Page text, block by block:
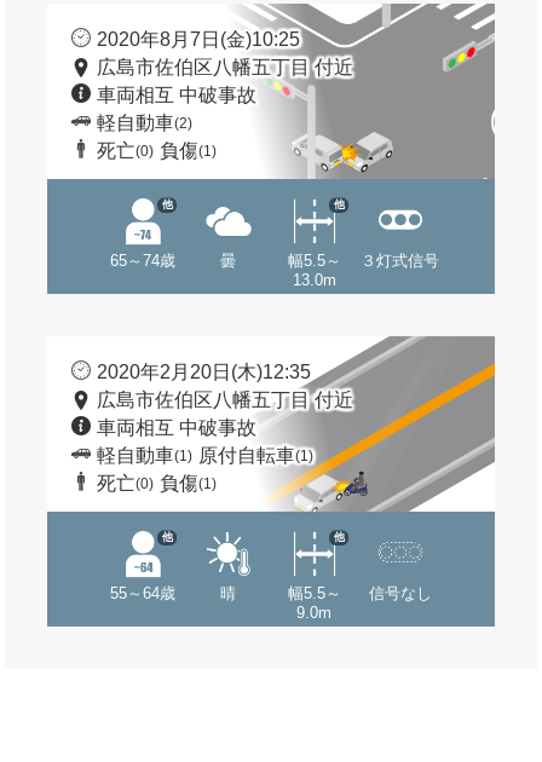
2020年8月7日(金)10:25
広島市佐伯区八幡五丁目 付近
車両相互 中破事故
軽自動車(2)
死亡(0) 負傷(1)
65～74歳
他
曇
幅5.5～
13.0m
他
３灯式信号
2020年2月20日(木)12:35
広島市佐伯区八幡五丁目 付近
車両相互 中破事故
軽自動車(1) 原付自転車(1)
死亡(0) 負傷(1)
55～64歳
他
晴
幅5.5～
9.0m
他
信号なし